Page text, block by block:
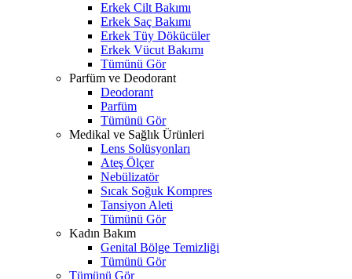
Erkek Cilt Bakımı
Erkek Saç Bakımı
Erkek Tüy Dökücüler
Erkek Vücut Bakımı
Tümünü Gör
Parfüm ve Deodorant
Deodorant
Parfüm
Tümünü Gör
Medikal ve Sağlık Ürünleri
Lens Solüsyonları
Ateş Ölçer
Nebülizatör
Sıcak Soğuk Kompres
Tansiyon Aleti
Tümünü Gör
Kadın Bakım
Genital Bölge Temizliği
Tümünü Gör
Tümünü Gör